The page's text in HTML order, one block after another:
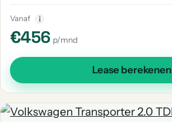
Vanaf i
€456 p/mnd
Lease berekenen